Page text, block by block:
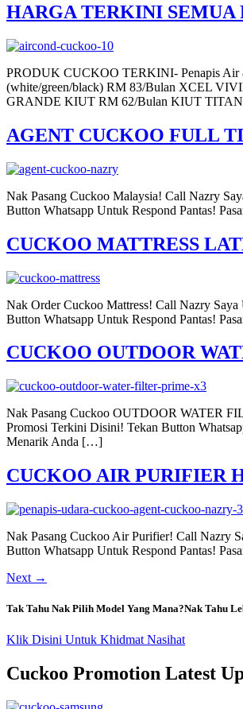
HARGA TERKINI SEMUA
PRODUK CUCKOO TERKINI- Penapis Air
(white/green/black) RM 83/Bulan XCEL
GRANDE KIUT RM 62/Bulan KIUT
AGENT CUCKOO FULL
Nak Pasang Cuckoo Malaysia! Call Nazry
Button Whatsapp Untuk Respond Pantas!
CUCKOO MATTRESS
Nak Order Cuckoo Mattress! Call Nazry
Button Whatsapp Untuk Respond Pantas!
CUCKOO OUTDOOR
Nak Pasang Cuckoo OUTDOOR WATER
Promosi Terkini Disini! Tekan Button
Menarik Anda […]
CUCKOO AIR PURIFIER
Nak Pasang Cuckoo Air Purifier! Call Nazry
Button Whatsapp Untuk Respond Pantas!
Next →
Tak Tahu Nak Pilih Model Yang Mana?Nak Tahu
Klik Disini Untuk Khidmat Nasihat
Cuckoo Promotion Latest